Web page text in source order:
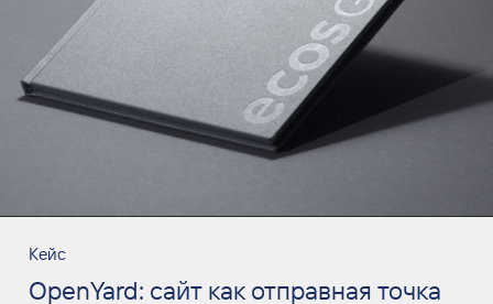
Кейс
OpenYard: сайт как отправная точка